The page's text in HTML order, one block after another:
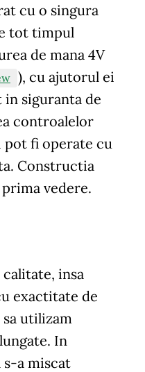
cu o singura
tot timpul
de mana 4V
), cu ajutorul ei
in siguranta de
controalelor
pot fi operate cu
Constructia
vedere.
insa
exactitate de
utilizam
In
s-a miscat